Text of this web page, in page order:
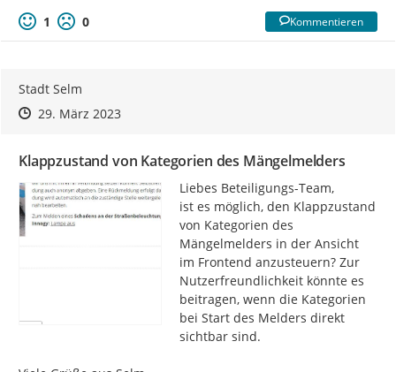
1
0 Kommentieren
Stadt Selm
Zeitpunkt des Erstellens
Zeitpunkt des Erstellens
29. März 2023Zur Äußerung
Klappzustand von Kategorien des Mängelmelders
Liebes Beteiligungs-Team,
ist es möglich, den Klappzustand
von Kategorien des
Mängelmelders in der Ansicht
im Frontend anzusteuern? Zur
Nutzerfreundlichkeit könnte es
beitragen, wenn die Kategorien
bei Start des Melders direkt
sichtbar sind.